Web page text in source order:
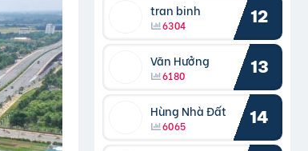
tran binh
6304 12
Văn Hưởng
6180 13
Hùng Nhà Đất
6065 14